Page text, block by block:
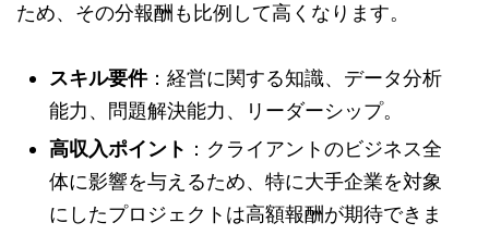
ため、その分報酬も比例して高くなります。
スキル要件：経営に関する知識、データ分析
能力、問題解決能力、リーダーシップ。
高収入ポイント ：クライアントのビジネス全
体に影響を与えるため、特に大手企業を対象
にしたプロジェクトは高額報酬が期待できま